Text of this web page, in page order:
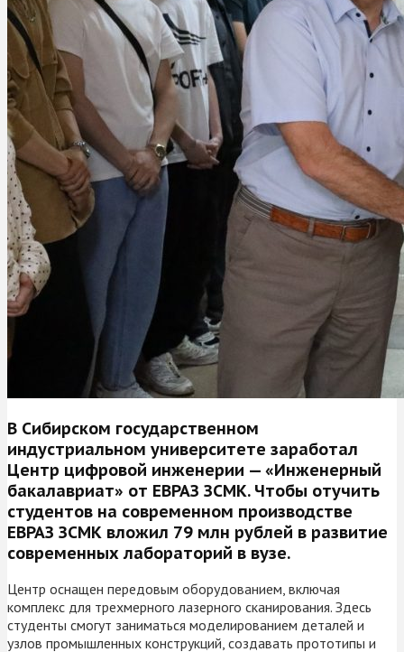
В Сибирском государственном
индустриальном университете заработал
Центр цифровой инженерии — «Инженерный
бакалавриат» от ЕВРАЗ ЗСМК. Чтобы отучить
студентов на современном производстве
ЕВРАЗ ЗСМК вложил 79 млн рублей в развитие
современных лабораторий в вузе.
Центр оснащен передовым оборудованием, включая
комплекс для трехмерного лазерного сканирования. Здесь
студенты смогут заниматься моделированием деталей и
узлов промышленных конструкций, создавать прототипы и